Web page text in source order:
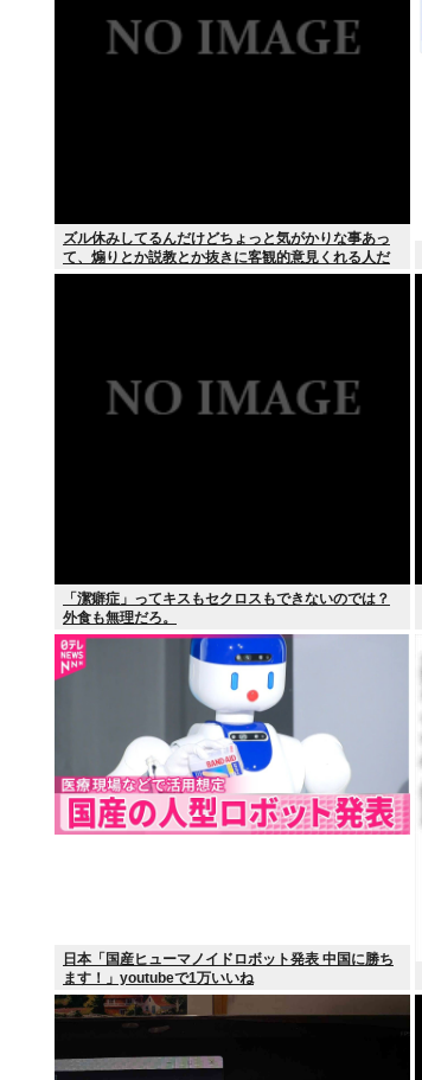
ズル休みしてるんだけどちょっと気がかりな事あっ
て、煽りとか説教とか抜きに客観的意見くれる人だ
けきてくれ
「潔癖症」ってキスもセクロスもできないのでは？
外食も無理だろ。
日本「国産ヒューマノイドロボット発表 中国に勝ち
ます！」youtubeで1万いいね